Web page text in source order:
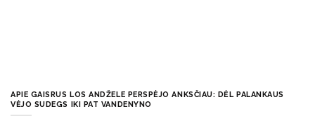
APIE GAISRUS LOS ANDŽELE PERSPĖJO ANKSČIAU: DĖL PALANKAUS
VĖJO SUDEGS IKI PAT VANDENYNO